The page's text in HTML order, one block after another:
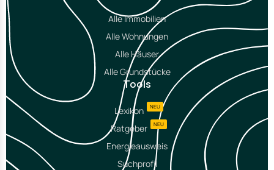
Alle Immobilien
Alle Wohnungen
Alle Häuser
Alle Grundstücke
Tools
Lexikon NEU
Ratgeber NEU
Energieausweis
Suchprofil